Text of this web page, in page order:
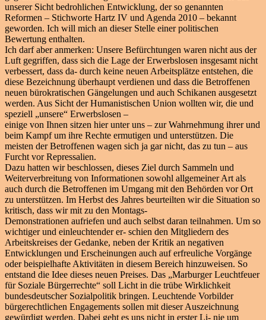
unserer Sicht bedrohlichen Entwicklung, der so genannten
Reformen – Stichworte Hartz IV und Agenda 2010 – bekannt
geworden. Ich will mich an dieser Stelle einer politischen
Bewertung enthalten.
Ich darf aber anmerken: Unsere Befürchtungen waren nicht aus der
Luft gegriffen, dass sich die Lage der Erwerbslosen insgesamt nicht
verbessert, dass da- durch keine neuen Arbeitsplätze entstehen, die
diese Bezeichnung überhaupt verdienen und dass die Betroffenen
neuen bürokratischen Gängelungen und auch Schikanen ausgesetzt
werden. Aus Sicht der Humanistischen Union wollten wir, die und
speziell „unsere“ Erwerbslosen –
einige von Ihnen sitzen hier unter uns – zur Wahrnehmung ihrer und
beim Kampf um ihre Rechte ermutigen und unterstützen. Die
meisten der Betroffenen wagen sich ja gar nicht, das zu tun – aus
Furcht vor Repressalien.
Dazu hatten wir beschlossen, dieses Ziel durch Sammeln und
Weiterverbreitung von Informationen sowohl allgemeiner Art als
auch durch die Betroffenen im Umgang mit den Behörden vor Ort
zu unterstützen. Im Herbst des Jahres beurteilten wir die Situation so
kritisch, dass wir mit zu den Montags-
Demonstrationen aufriefen und auch selbst daran teilnahmen. Um so
wichtiger und einleuchtender er- schien den Mitgliedern des
Arbeitskreises der Gedanke, neben der Kritik an negativen
Entwicklungen und Erscheinungen auch auf erfreuliche Vorgänge
oder beispielhafte Aktivitäten in diesem Bereich hinzuweisen. So
entstand die Idee dieses neuen Preises. Das „Marburger Leuchtfeuer
für Soziale Bürgerrechte“ soll Licht in die trübe Wirklichkeit
bundesdeutscher Sozialpolitik bringen. Leuchtende Vorbilder
bürgerechtlichen Engagements sollen mit dieser Auszeichnung
gewürdigt werden. Dabei geht es uns nicht in erster Li- nie um